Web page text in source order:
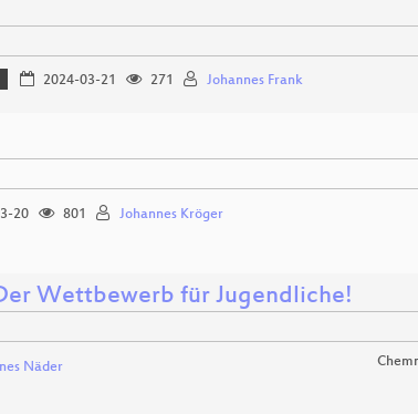
2024-03-21 271 Johannes Frank
20 801 Johannes Kröger
Wettbewerb für Jugendliche!
Näder